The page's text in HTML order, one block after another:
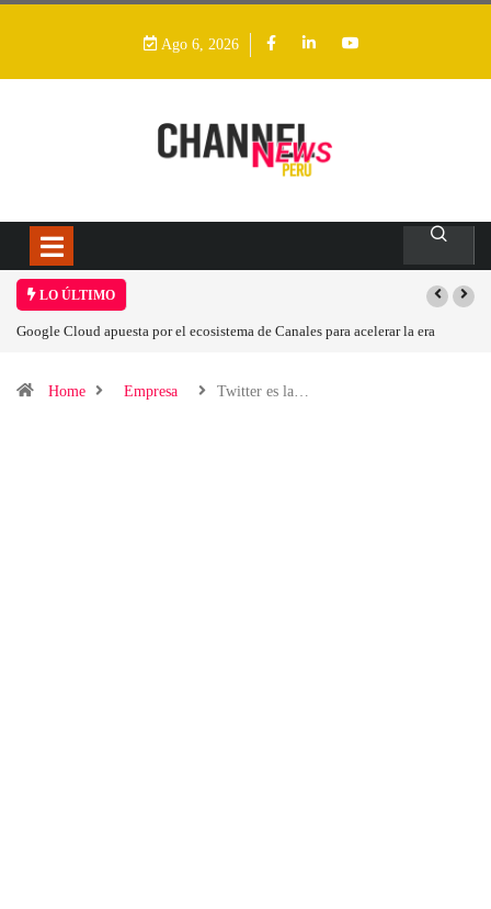
Ago 6, 2026
LO ÚLTIMO
Las causas del impulso al alza en el precio de las placas base
Home Empresa Twitter es la…